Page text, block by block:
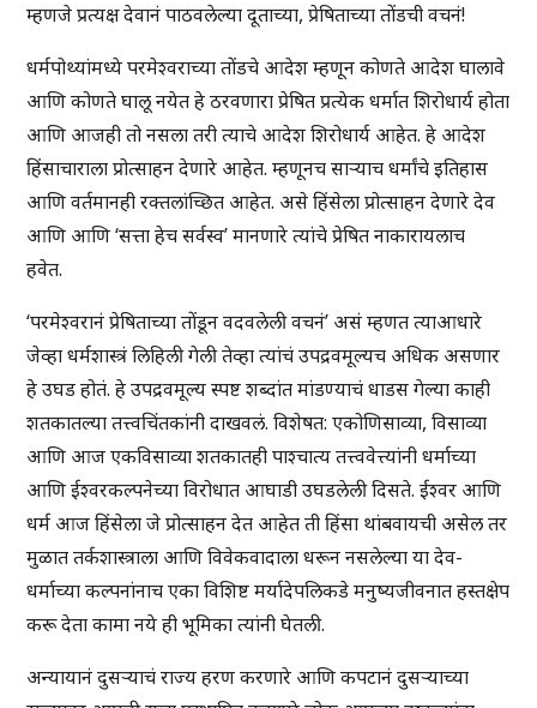
म्हणजे प्रत्यक्ष देवानं पाठवलेल्या दूताच्या, प्रेषिताच्या तोंडची वचनं!
धर्मपोथ्यांमध्ये परमेश्वराच्या तोंडचे आदेश म्हणून कोणते आदेश घालावे
आणि कोणते घालू नयेत हे ठरवणारा प्रेषित प्रत्येक धर्मात शिरोधार्य होता
आणि आजही तो नसला तरी त्याचे आदेश शिरोधार्य आहेत. हे आदेश
हिंसाचाराला प्रोत्साहन देणारे आहेत. म्हणूनच साऱ्याच धर्मांचे इतिहास
आणि वर्तमानही रक्तलांच्छित आहेत. असे हिंसेला प्रोत्साहन देणारे देव
आणि आणि ‘सत्ता हेच सर्वस्व’ मानणारे त्यांचे प्रेषित नाकारायलाच
हवेत.
‘परमेश्वरानं प्रेषिताच्या तोंडून वदवलेली वचनं’ असं म्हणत त्याआधारे
जेव्हा धर्मशास्त्रं लिहिली गेली तेव्हा त्यांचं उपद्रवमूल्यच अधिक असणार
हे उघड होतं. हे उपद्रवमूल्य स्पष्ट शब्दांत मांडण्याचं धाडस गेल्या काही
शतकातल्या तत्त्वचिंतकांनी दाखवलं. विशेषत: एकोणिसाव्या, विसाव्या
आणि आज एकविसाव्या शतकातही पाश्चात्य तत्त्ववेत्त्यांनी धर्माच्या
आणि ईश्वरकल्पनेच्या विरोधात आघाडी उघडलेली दिसते. ईश्वर आणि
धर्म आज हिंसेला जे प्रोत्साहन देत आहेत ती हिंसा थांबवायची असेल तर
मुळात तर्कशास्त्राला आणि विवेकवादाला धरून नसलेल्या या देव-
धर्माच्या कल्पनांनाच एका विशिष्ट मर्यादेपलिकडे मनुष्यजीवनात हस्तक्षेप
करू देता कामा नये ही भूमिका त्यांनी घेतली.
अन्यायानं दुसऱ्याचं राज्य हरण करणारे आणि कपटानं दुसऱ्याच्या